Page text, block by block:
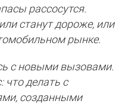
рассосутся.
станут дороже, или
рынке.
с новыми вызовами.
что делать с
созданными